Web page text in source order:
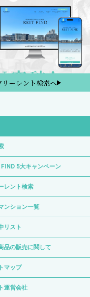
ーレント検索へ
FIND 5大キャンペーン
レント検索
ンション一覧
リスト
品の販売に関して
マップ
運営会社